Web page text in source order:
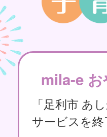
mila-e
「足利市 あ
サービスを終